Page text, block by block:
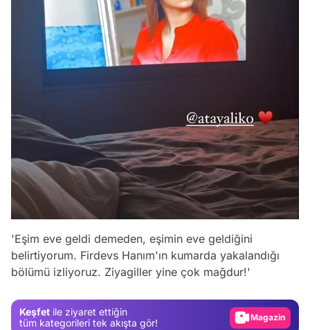
'Eşim eve geldi demeden, eşimin eve geldiğini
belirtiyorum. Firdevs Hanım'ın kumarda yakalandığı
bölümü izliyoruz. Ziyagiller yine çok mağdur!'
Keşfet ile ziyaret ettiğin
tüm kategorileri tek akışta gör!
Video